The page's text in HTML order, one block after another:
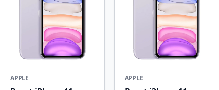
APPLE APPLE